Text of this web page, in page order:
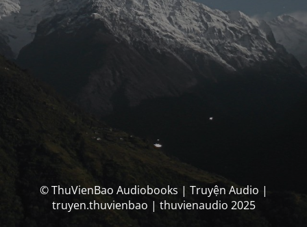
© ThuVienBao Audiobooks | Truyện Audio |
truyen.thuvienbao | thuvienaudio 2025